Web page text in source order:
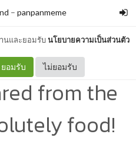
นและยอมรับนโยบายความเป็นส่วนตัว
ยอมรับ ไม่ยอมรับ
– panpanmeme
- 2 : when
from the
food!